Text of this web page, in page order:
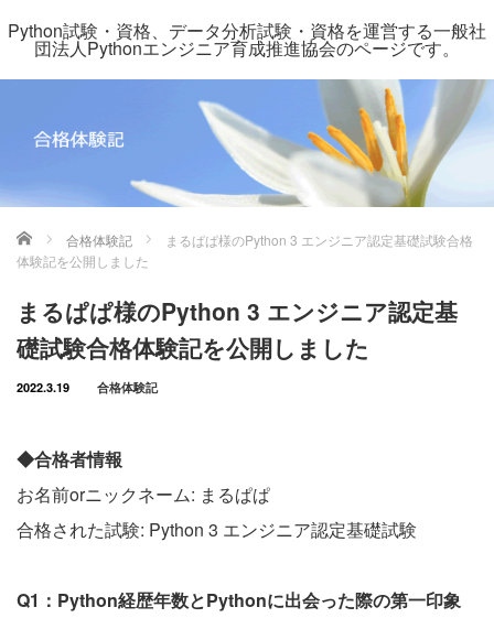
Python試験・資格、データ分析試験・資格を運営する一般社
団法人Pythonエンジニア育成推進協会のページです。
ホーム 合格体験記
まるぱぱ様のPython 3 エンジニア認定基礎試験合格
体験記を公開しました
まるぱぱ様のPython 3 エンジニア認定基
礎試験合格体験記を公開しました
2022.3.19 合格体験記
◆合格者情報
お名前orニックネーム: まるぱぱ
合格された試験: Python 3 エンジニア認定基礎試験
Q1：Python経歴年数とPythonに出会った際の第一印象